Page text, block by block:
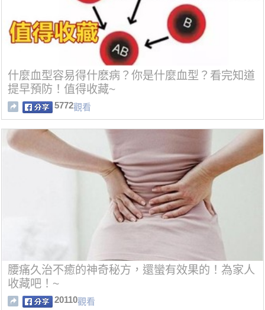
什麼血型容易得什麽病？你是什麼血型？看完知道
提早預防！值得收藏~
5772觀看
腰痛久治不癒的神奇秘方，還蠻有效果的！為家人
收藏吧！~
20110觀看